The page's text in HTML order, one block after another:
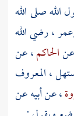
صلى الله
، رضي الله
الحاكم، عن
، المعروف
، عن أبيه عن